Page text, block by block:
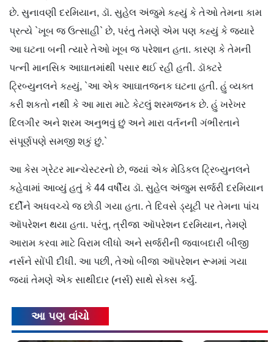
છે. સુનાવણી દરમિયાન, ડૉ. સુહેલ અંજુમે કહ્યું કે તેઓ તેમના કામ
પ્રત્યે `ખૂબ જ ઉત્સાહી` છે, પરંતુ તેમણે એમ પણ કહ્યું કે જ્યારે
આ ઘટના બની ત્યારે તેઓ ખૂબ જ પરેશાન હતા. કારણ કે તેમની
પત્ની માનસિક આઘાતમાંથી પસાર થઈ રહી હતી. ડૉક્ટરે
ટ્રિબ્યુનલને કહ્યું, `આ એક આઘાતજનક ઘટના હતી. હું વ્યક્ત
કરી શકતો નથી કે આ મારા માટે કેટલું શરમજનક છે. હું ખરેખર
દિલગીર અને શરમ અનુભવું છું અને મારા વર્તનની ગંભીરતાને
સંપૂર્ણપણે સમજી શકું છું.`
આ કેસ ગ્રેટર માન્ચેસ્ટરનો છે, જ્યાં એક મેડિકલ ટ્રિબ્યુનલને
કહેવામાં આવ્યું હતું કે 44 વર્ષીય ડૉ. સુહેલ અંજુમ સર્જરી દરમિયાન
દર્દીને અધવચ્ચે જ છોડી ગયા હતા. તે દિવસે ડ્યૂટી પર તેમના પાંચ
ઑપરેશન થયા હતા. પરંતુ, ત્રીજા ઑપરેશન દરમિયાન, તેમણે
આરામ કરવા માટે વિરામ લીધો અને સર્જરીની જવાબદારી બીજી
નર્સને સોંપી દીધી. આ પછી, તેઓ બીજા ઑપરેશન રૂમમાં ગયા
જ્યાં તેમણે એક સાથીદાર (નર્સ) સાથે સેક્સ કર્યું.
આ પણ વાંચો